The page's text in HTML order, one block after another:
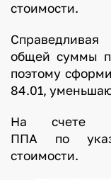
стоимости.
Справедливая
общей суммы
поэтому
84.01,
На счете
ППА по
стоимости.